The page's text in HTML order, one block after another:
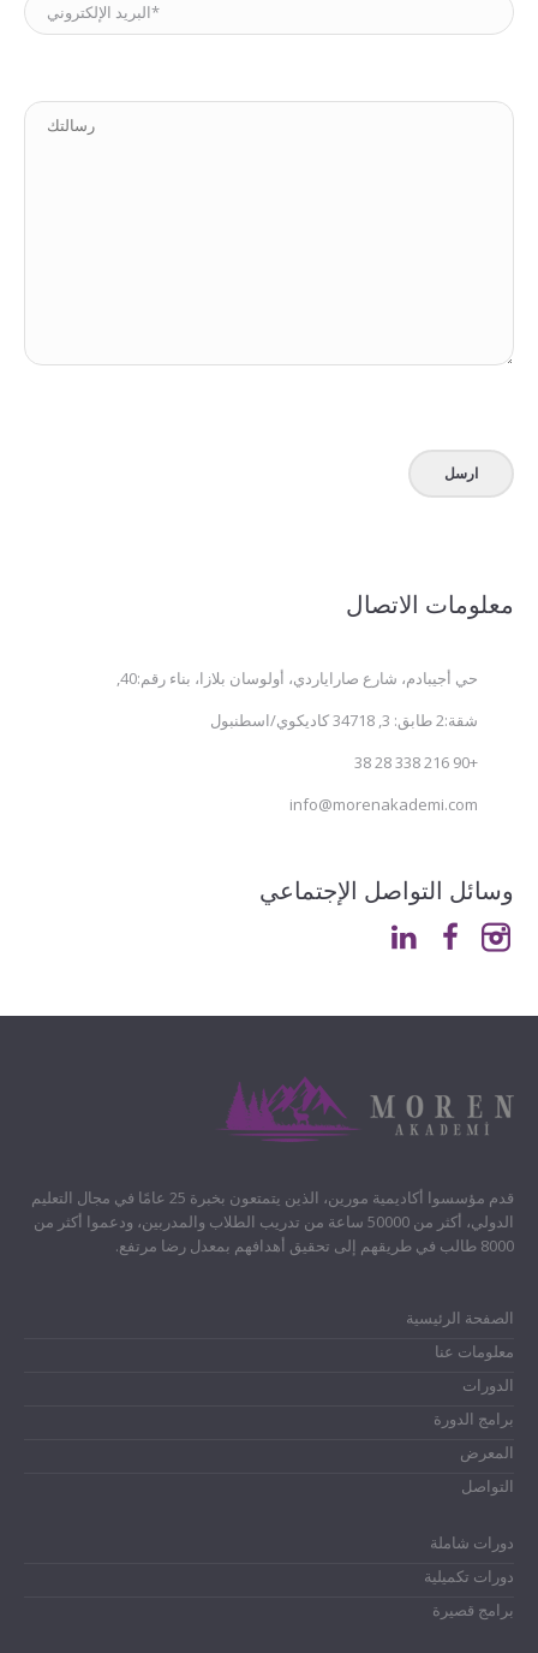
معلومات الاتصال
حي أجيبادم، شارع صاراياردي، أولوسان بلازا، بناء رقم:40,
شقة:2 طابق: 3, 34718 كاديكوي/اسطنبول
+90 216 338 28 38
info@morenakademi.com
وسائل التواصل الإجتماعي
قدم مؤسسوا أكاديمية مورين، الذين يتمتعون بخبرة 25 عامًا في مجال التعليم
الدولي، أكثر من 50000 ساعة من تدريب الطلاب والمدربين، ودعموا أكثر من
8000 طالب في طريقهم إلى تحقيق أهدافهم بمعدل رضا مرتفع.
الصفحة الرئيسية
معلومات عنا
الدورات
برامج الدورة
المعرض
التواصل
دورات شاملة
دورات تكميلية
برامج قصيرة